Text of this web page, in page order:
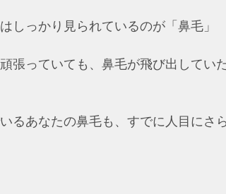
しっかり見られているのが「鼻毛」
張っていても、鼻毛が飛び出してい
るあなたの鼻毛も、すでに人目にさ